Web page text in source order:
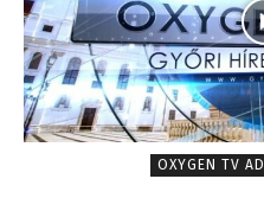
OXYGEN TV